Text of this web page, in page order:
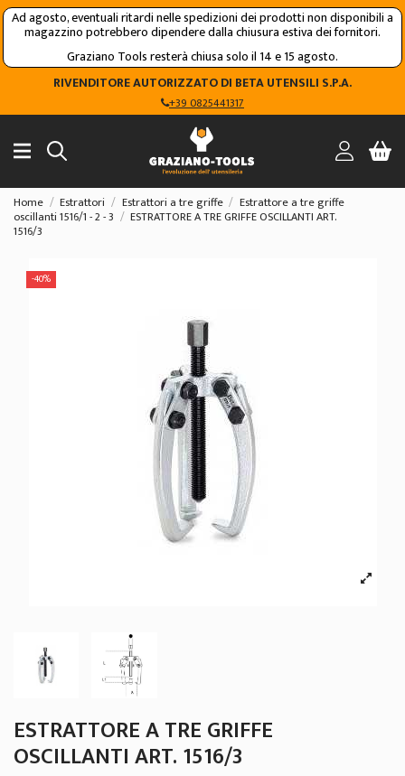
Ad agosto, eventuali ritardi nelle spedizioni dei prodotti non disponibili a
magazzino potrebbero dipendere dalla chiusura estiva dei fornitori.
Graziano Tools resterà chiusa solo il 14 e 15 agosto.
RIVENDITORE AUTORIZZATO DI BETA UTENSILI S.P.A.
+39 0825441317
Home Estrattori Estrattori a tre griffe Estrattore a tre griffe
oscillanti 1516/1 - 2 - 3 ESTRATTORE A TRE GRIFFE OSCILLANTI ART.
1516/3
-40%
ESTRATTORE A TRE GRIFFE
OSCILLANTI ART. 1516/3